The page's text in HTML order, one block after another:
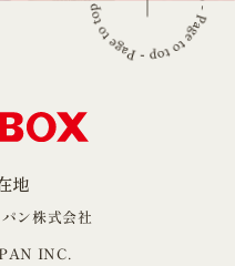
地
ン株式会社
INC.